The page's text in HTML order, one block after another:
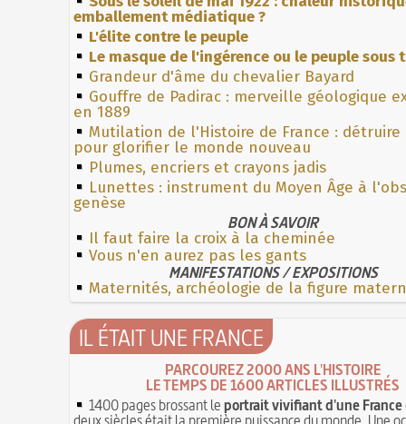
emballement médiatique ?
L'élite contre le peuple
Le masque de l'ingérence ou le peuple sous
Grandeur d'âme du chevalier Bayard
Gouffre de Padirac : merveille géologique
en 1889
Mutilation de l'Histoire de France : détruire
pour glorifier le monde nouveau
Plumes, encriers et crayons jadis
Lunettes : instrument du Moyen Âge à
genèse
BON À SAVOIR
Il faut faire la croix à la cheminée
Vous n'en aurez pas les gants
MANIFESTATIONS / EXPOSITIONS
Maternités, archéologie de la figure
IL ÉTAIT UNE FRANCE
PARCOUREZ 2000 ANS L'HISTOIRE
LE TEMPS DE 1600 ARTICLES ILLUSTRÉS
1400 pages brossant leportrait vivifiant d'une France